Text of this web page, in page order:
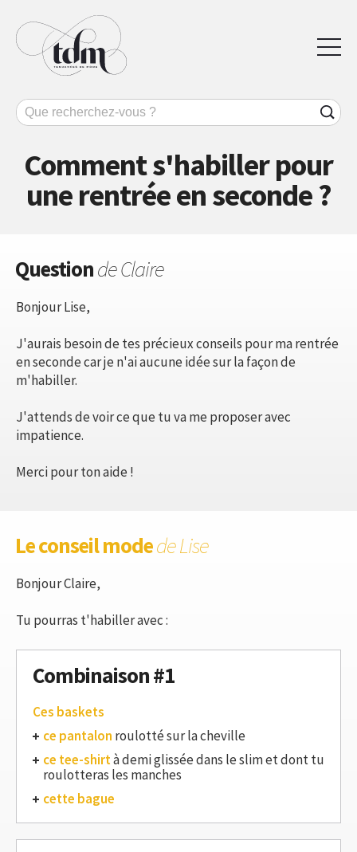
Comment s'habiller pour
une rentrée en seconde ?
Questionde Claire
Bonjour Lise,
J'aurais besoin de tes précieux conseils pour ma rentrée
en seconde car je n'ai aucune idée sur la façon de
m'habiller.
J'attends de voir ce que tu va me proposer avec
impatience.
Merci pour ton aide !
Le conseil modede Lise
Bonjour Claire,
Tu pourras t'habiller avec :
Combinaison #1
Ces baskets
ce pantalon roulotté sur la cheville
ce tee-shirtà demi glissée dans le slim et dont tu
roulotteras les manches
cette bague